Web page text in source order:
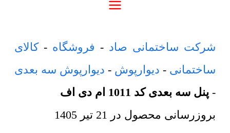
شرکت ساختمانی صاد - فروشگاه -کالای
ساختمانی - دیوارپوش - دیوارپوش سه بعدی
- پنل سه بعدی کد 1011 ام دی اف
بروزرسانی محصول در 21 تیر 1405